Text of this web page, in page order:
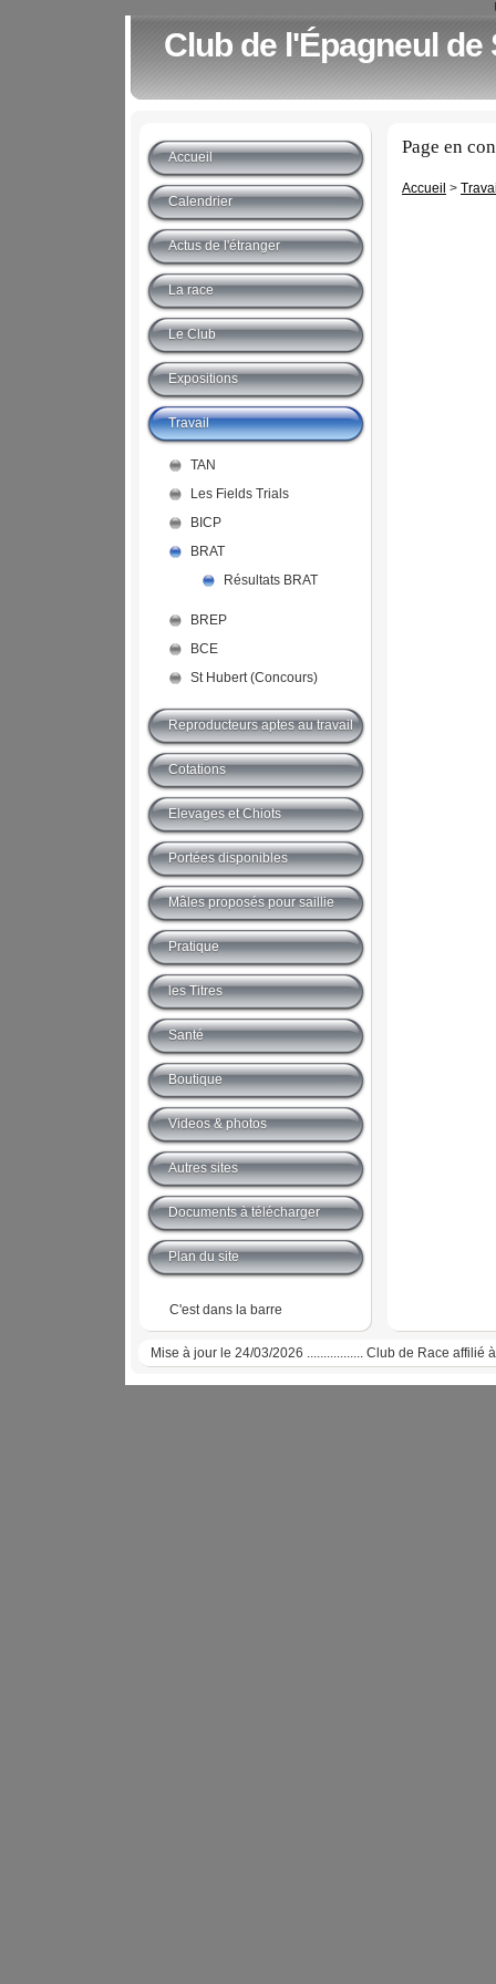
Club de l'Épagneul de
Page en
Accueil >
Accueil
Calendrier
Actus de l'étranger
La race
Le Club
Expositions
Travail
TAN
Les Fields Trials
BICP
BRAT
Résultats BRAT
BREP
BCE
St Hubert (Concours)
Reproducteurs aptes au travail
Cotations
Elevages et Chiots
Portées disponibles
Mâles proposés pour saillie
Pratique
les Titres
Santé
Boutique
Videos & photos
Autres sites
Documents à télécharger
Plan du site
C'est dans la barre
Mise à jour le 24/03/2026 ................. Club de Race